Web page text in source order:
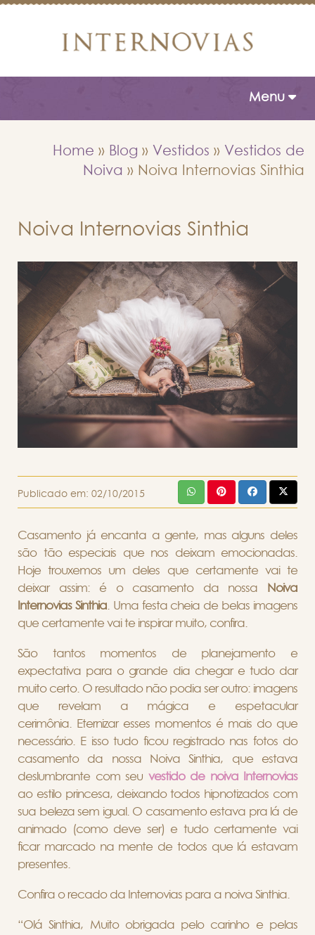
Toggle
Menu
Home » Blog » Vestidos » Vestidos de
Noiva » Noiva Internovias Sinthia
Noiva Internovias Sinthia
Publicado em: 02/10/2015
Casamento já encanta a gente, mas alguns deles
são tão especiais que nos deixam emocionadas.
Hoje trouxemos um deles que certamente vai te
deixar assim: é o casamento da nossa
Noiva
Internovias Sinthia. Uma festa cheia de belas imagens
que certamente vai te inspirar muito, confira.
São tantos momentos de planejamento e
expectativa para o grande dia chegar e tudo dar
muito certo. O resultado não podia ser outro: imagens
que revelam a mágica e espetacular
cerimônia. Eternizar esses momentos é mais do que
necessário. E isso tudo ficou registrado nas fotos do
casamento da nossa Noiva Sinthia, que estava
deslumbrante com seu vestido de noiva Internovias
ao estilo princesa, deixando todos hipnotizados com
sua beleza sem igual. O casamento estava pra lá de
animado (como deve ser) e tudo certamente vai
ficar marcado na mente de todos que lá estavam
presentes.
Confira o recado da Internovias para a noiva Sinthia.
“Olá Sinthia, Muito obrigada pelo carinho e pelas